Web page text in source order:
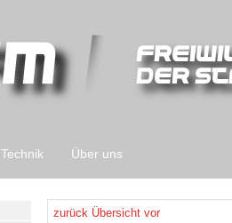
Technik Über uns
zurück Übersicht vor